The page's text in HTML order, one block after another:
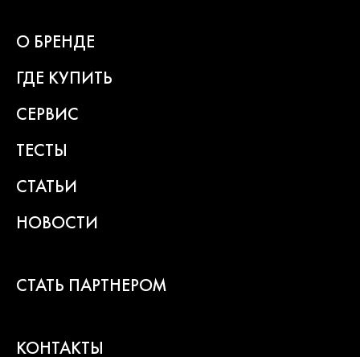
О БРЕНДЕ
ГДЕ КУПИТЬ
СЕРВИС
ТЕСТЫ
СТАТЬИ
НОВОСТИ
СТАТЬ ПАРТНЕРОМ
КОНТАКТЫ